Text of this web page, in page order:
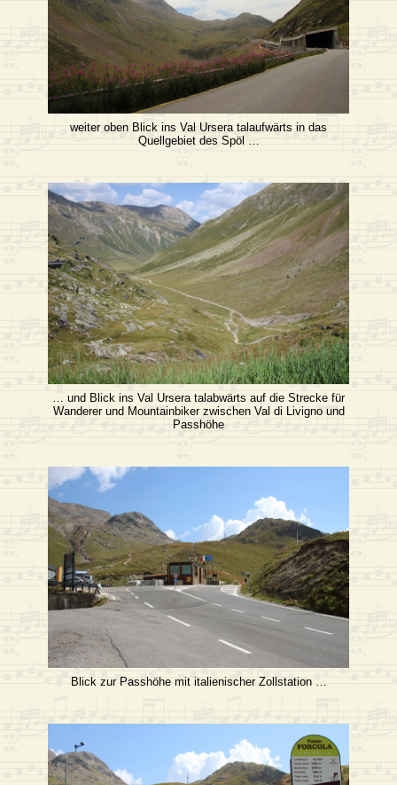
weiter oben Blick ins Val Ursera talaufwärts in das
Quellgebiet des Spöl …
… und Blick ins Val Ursera talabwärts auf die Strecke für
Wanderer und Mountainbiker zwischen Val di Livigno und
Passhöhe
Blick zur Passhöhe mit italienischer Zollstation …